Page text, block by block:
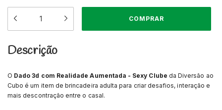
Descrição
O Dado 3d com Realidade Aumentada - Sexy Clube da Diversão ao
Cubo é um item de brincadeira adulta para criar desafios, interação e
mais descontração entre o casal.